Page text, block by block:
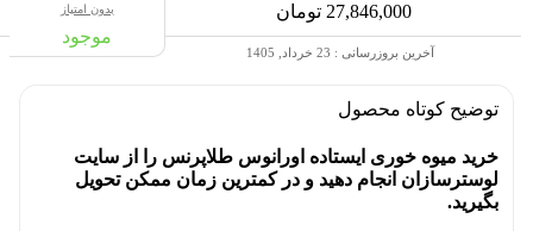
27,846,000 تومان
آخرین بروزرسانی : 23 خرداد, 1405
بدون امتیاز
موجود
توضیح کوتاه محصول
خرید میوه خوری ایستاده اورانوس طلاپرنس را از سایت
لوسترسازان انجام دهید و در کمترین زمان ممکن تحویل
بگیرید.